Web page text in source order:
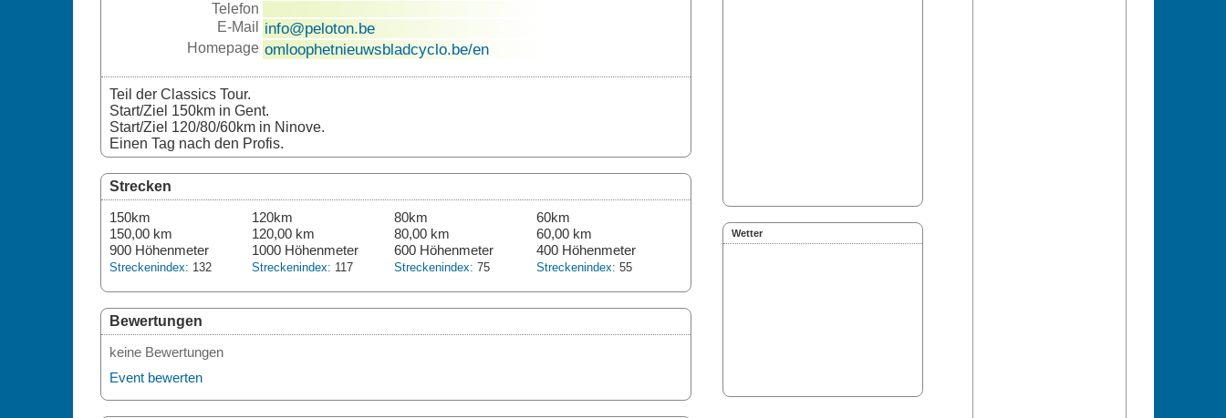
Wetter
Telefon
E-Mail
info@peloton.be
Homepage omloophetnieuwsbladcyclo.be/en
Teil der Classics Tour.
Start/Ziel 150km in Gent.
Start/Ziel 120/80/60km in Ninove.
Einen Tag nach den Profis.
Strecken
150km
150,00 km
900 Höhenmeter
Streckenindex: 132
120km
120,00 km
1000 Höhenmeter
Streckenindex: 117
80km
80,00 km
600 Höhenmeter
Streckenindex: 75
60km
60,00 km
400 Höhenmeter
Streckenindex: 55
Bewertungen
keine Bewertungen
Event bewerten